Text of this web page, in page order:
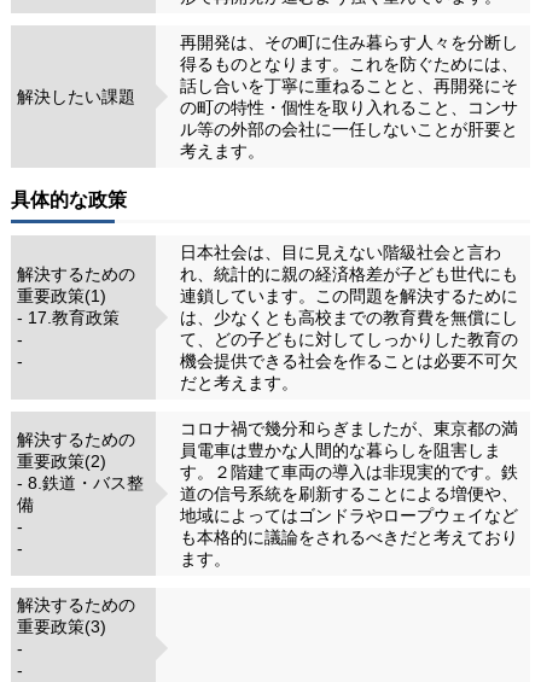
解決したい課題
再開発は、その町に住み暮らす人々を分断し
得るものとなります。これを防ぐためには、
話し合いを丁寧に重ねることと、再開発にそ
の町の特性・個性を取り入れること、コンサ
ル等の外部の会社に一任しないことが肝要と
考えます。
具体的な政策
解決するための
重要政策(1)
- 17.教育政策
-
-
日本社会は、目に見えない階級社会と言わ
れ、統計的に親の経済格差が子ども世代にも
連鎖しています。この問題を解決するために
は、少なくとも高校までの教育費を無償にし
て、どの子どもに対してしっかりした教育の
機会提供できる社会を作ることは必要不可欠
だと考えます。
解決するための
重要政策(2)
- 8.鉄道・バス整
備
-
-
コロナ禍で幾分和らぎましたが、東京都の満
員電車は豊かな人間的な暮らしを阻害しま
す。２階建て車両の導入は非現実的です。鉄
道の信号系統を刷新することによる増便や、
地域によってはゴンドラやロープウェイなど
も本格的に議論をされるべきだと考えており
ます。
解決するための
重要政策(3)
-
-